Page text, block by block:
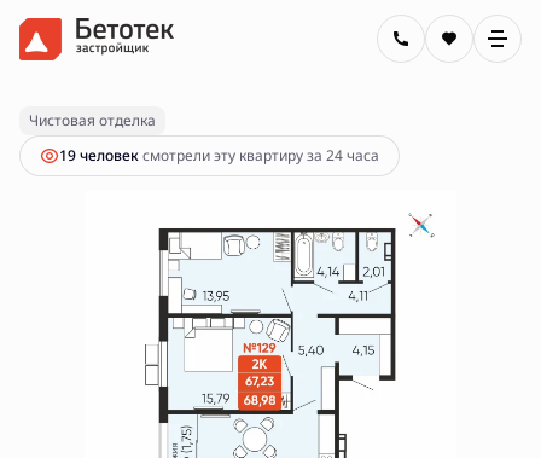
2-комнатная68.98 м 9 990 001 руб.
Ипотекаот 35 878 руб.
Чистовая отделка
19 человексмотрели эту квартиру за 24 часа